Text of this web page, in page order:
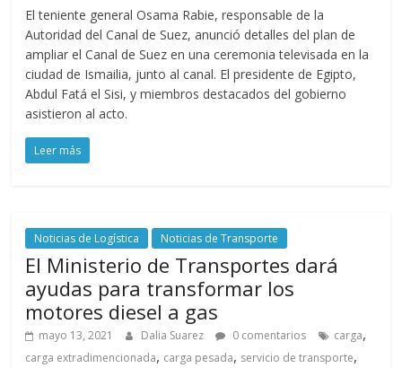
El teniente general Osama Rabie, responsable de la
Autoridad del Canal de Suez, anunció detalles del plan de
ampliar el Canal de Suez en una ceremonia televisada en la
ciudad de Ismailia, junto al canal. El presidente de Egipto,
Abdul Fatá el Sisi, y miembros destacados del gobierno
asistieron al acto.
Leer más
Noticias de Logística Noticias de Transporte
El Ministerio de Transportes dará
ayudas para transformar los
motores diesel a gas
mayo 13, 2021 Dalia Suarez 0 comentarios carga,
carga extradimencionada, carga pesada, servicio de transporte,